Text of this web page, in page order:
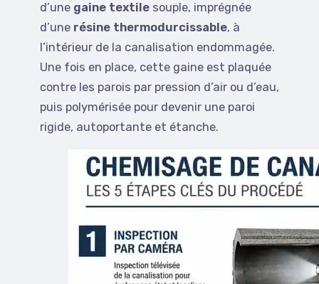
d’une gaine textile souple, imprégnée
d’une résine thermodurcissable, à
l’intérieur de la canalisation endommagée.
Une fois en place, cette gaine est plaquée
contre les parois par pression d’air ou d’eau,
puis polymérisée pour devenir une paroi
rigide, autoportante et étanche.